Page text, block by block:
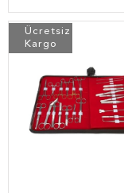
Ücretsiz
Kargo